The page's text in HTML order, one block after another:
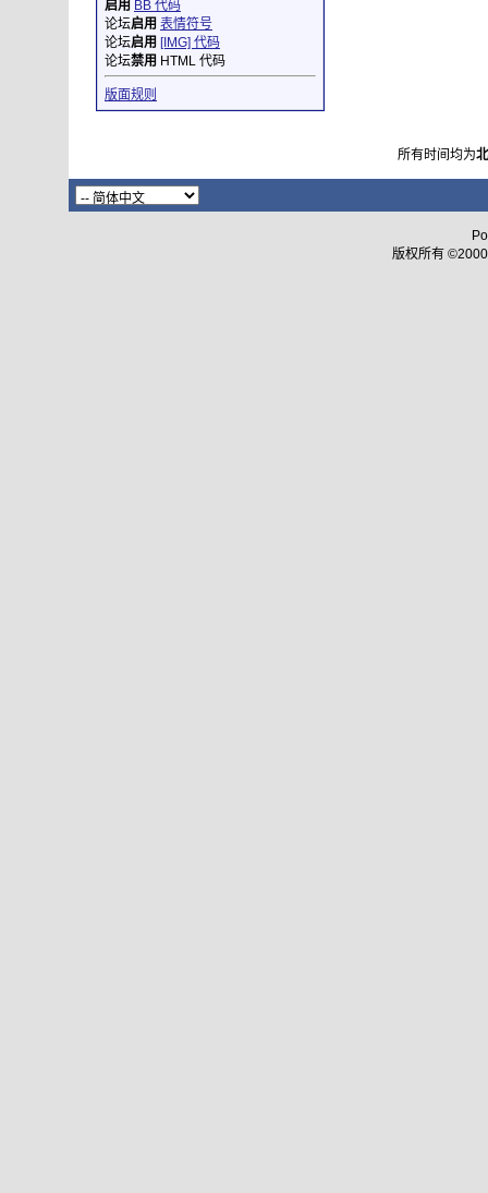
启用 BB 代码
论坛启用 表情符号
论坛启用 [IMG] 代码
论坛禁用 HTML 代码
版面规则
所有时间均为
版权所有